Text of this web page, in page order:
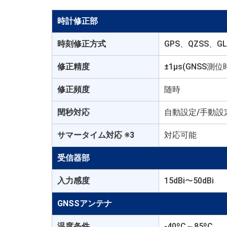
時計修正部
時刻修正方式 GPS、QZSS、
修正精度 ±1µs(GNSS測位
修正頻度 随時
閏秒対応 自動設定/手動設
サマータイム対応 ※3 対応可能
受信器部
入力感度 15dBi〜50dBi
GNSSアンテナ